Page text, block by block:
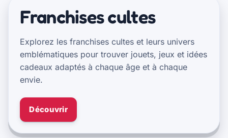
Franchises cultes
Explorez les franchises cultes et leurs univers
emblématiques pour trouver jouets, jeux et idées
cadeaux adaptés à chaque âge et à chaque
envie.
Découvrir